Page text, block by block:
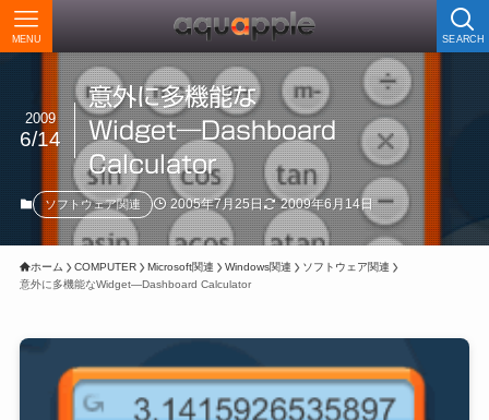
SEARCH
MENU
意外に多機能な
Widget―Dashboard
Calculator
2009
6/14
ソフトウェア関連 2005年7月25日 2009年6月14日
ホーム COMPUTER Microsoft関連 Windows関連
ソフトウェア関連
意外に多機能なWidget―Dashboard Calculator